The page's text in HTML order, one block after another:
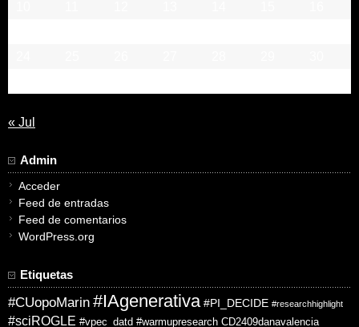
« Jul
Admin
Acceder
Feed de entradas
Feed de comentarios
WordPress.org
Etiquetas
#CUopoMarin #IAgenerativa #PI_DECIDE #researchhighlight
#sciROGLE #vpec_datd #warmupresearch CD2409danavalencia